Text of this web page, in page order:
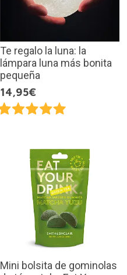
Te regalo la luna: la
lámpara luna más bonita
pequeña
14,95€
Mini bolsita de gominolas